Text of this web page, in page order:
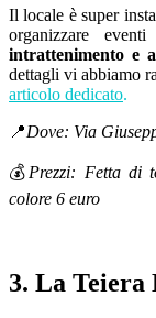
Il locale è super
organizzare
intrattenimento e
dettagli vi abbiamo
articolo dedicato.
📍Dove: Via
💰 Prezzi: Fetta di
colore 6 euro
3. La Teiera